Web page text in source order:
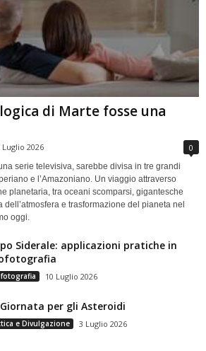
di Marte fosse una
Luglio 2026 0
serie televisiva, sarebbe divisa in tre grandi
e l’Amazoniano. Un viaggio attraverso
planetaria, tra oceani scomparsi, gigantesche
e trasformazione del pianeta nel
oggi.
Siderale: applicazioni pratiche in
10 Luglio 2026
per gli Asteroidi
e Divulgazione 3 Luglio 2026